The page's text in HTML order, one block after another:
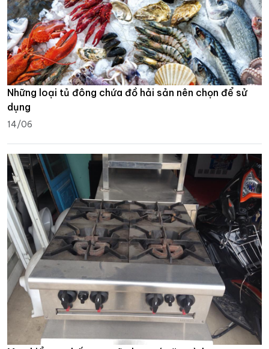
Những loại tủ đông chứa đồ hải sản nên chọn để sử
dụng
14/06